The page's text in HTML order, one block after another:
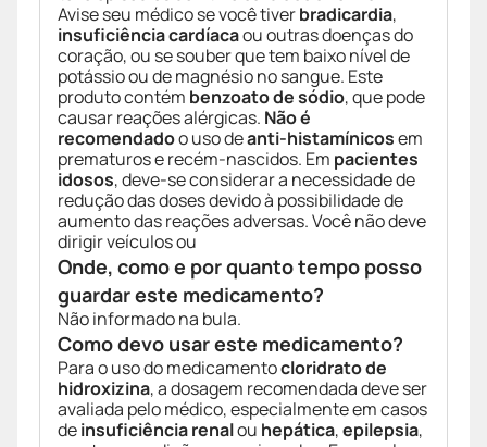
Avise seu médico se você tiverbradicardia,
insuficiência cardíacaou outras doenças do
coração, ou se souber que tem baixo nível de
potássio ou de magnésio no sangue. Este
produto contém benzoato de sódio, que pode
causar reações alérgicas. Não é
recomendadoo uso deanti-histamínicosem
prematuros e recém-nascidos. Em pacientes
idosos, deve-se considerar a necessidade de
redução das doses devido à possibilidade de
aumento das reações adversas. Você não deve
dirigir veículos ou
Onde, como e por quanto tempo posso
guardar este medicamento?
Não informado na bula.
Como devo usar este medicamento?
Para o uso do medicamentocloridrato de
hidroxizina, a dosagem recomendada deve ser
avaliada pelo médico, especialmente em casos
deinsuficiência renalou hepática,epilepsia,